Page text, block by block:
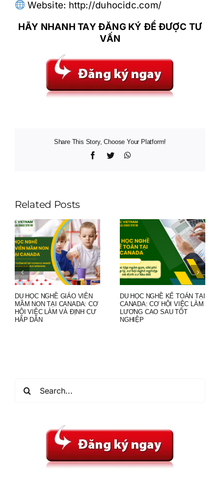
Website: ​​http://duhocidc.com/
HÃY NHANH TAY ĐĂNG KÝ ĐỂ ĐƯỢC TƯ
VẤN
Share This Story, Choose Your Platform!
Facebook
Twitter
Related Posts
DU HỌC NGHỀ GIÁO VIÊN
MẦM NON TẠI CANADA: CƠ
HỘI VIỆC LÀM VÀ ĐỊNH CƯ
HẤP DẪN
DU HỌC NGHỀ KẾ TOÁN TẠI
CANADA: CƠ HỘI VIỆC LÀM
LƯƠNG CAO SAU TỐT
NGHIỆP
for: